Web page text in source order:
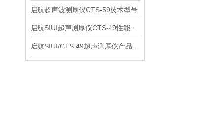
启航超声波测厚仪CTS-59技术型号